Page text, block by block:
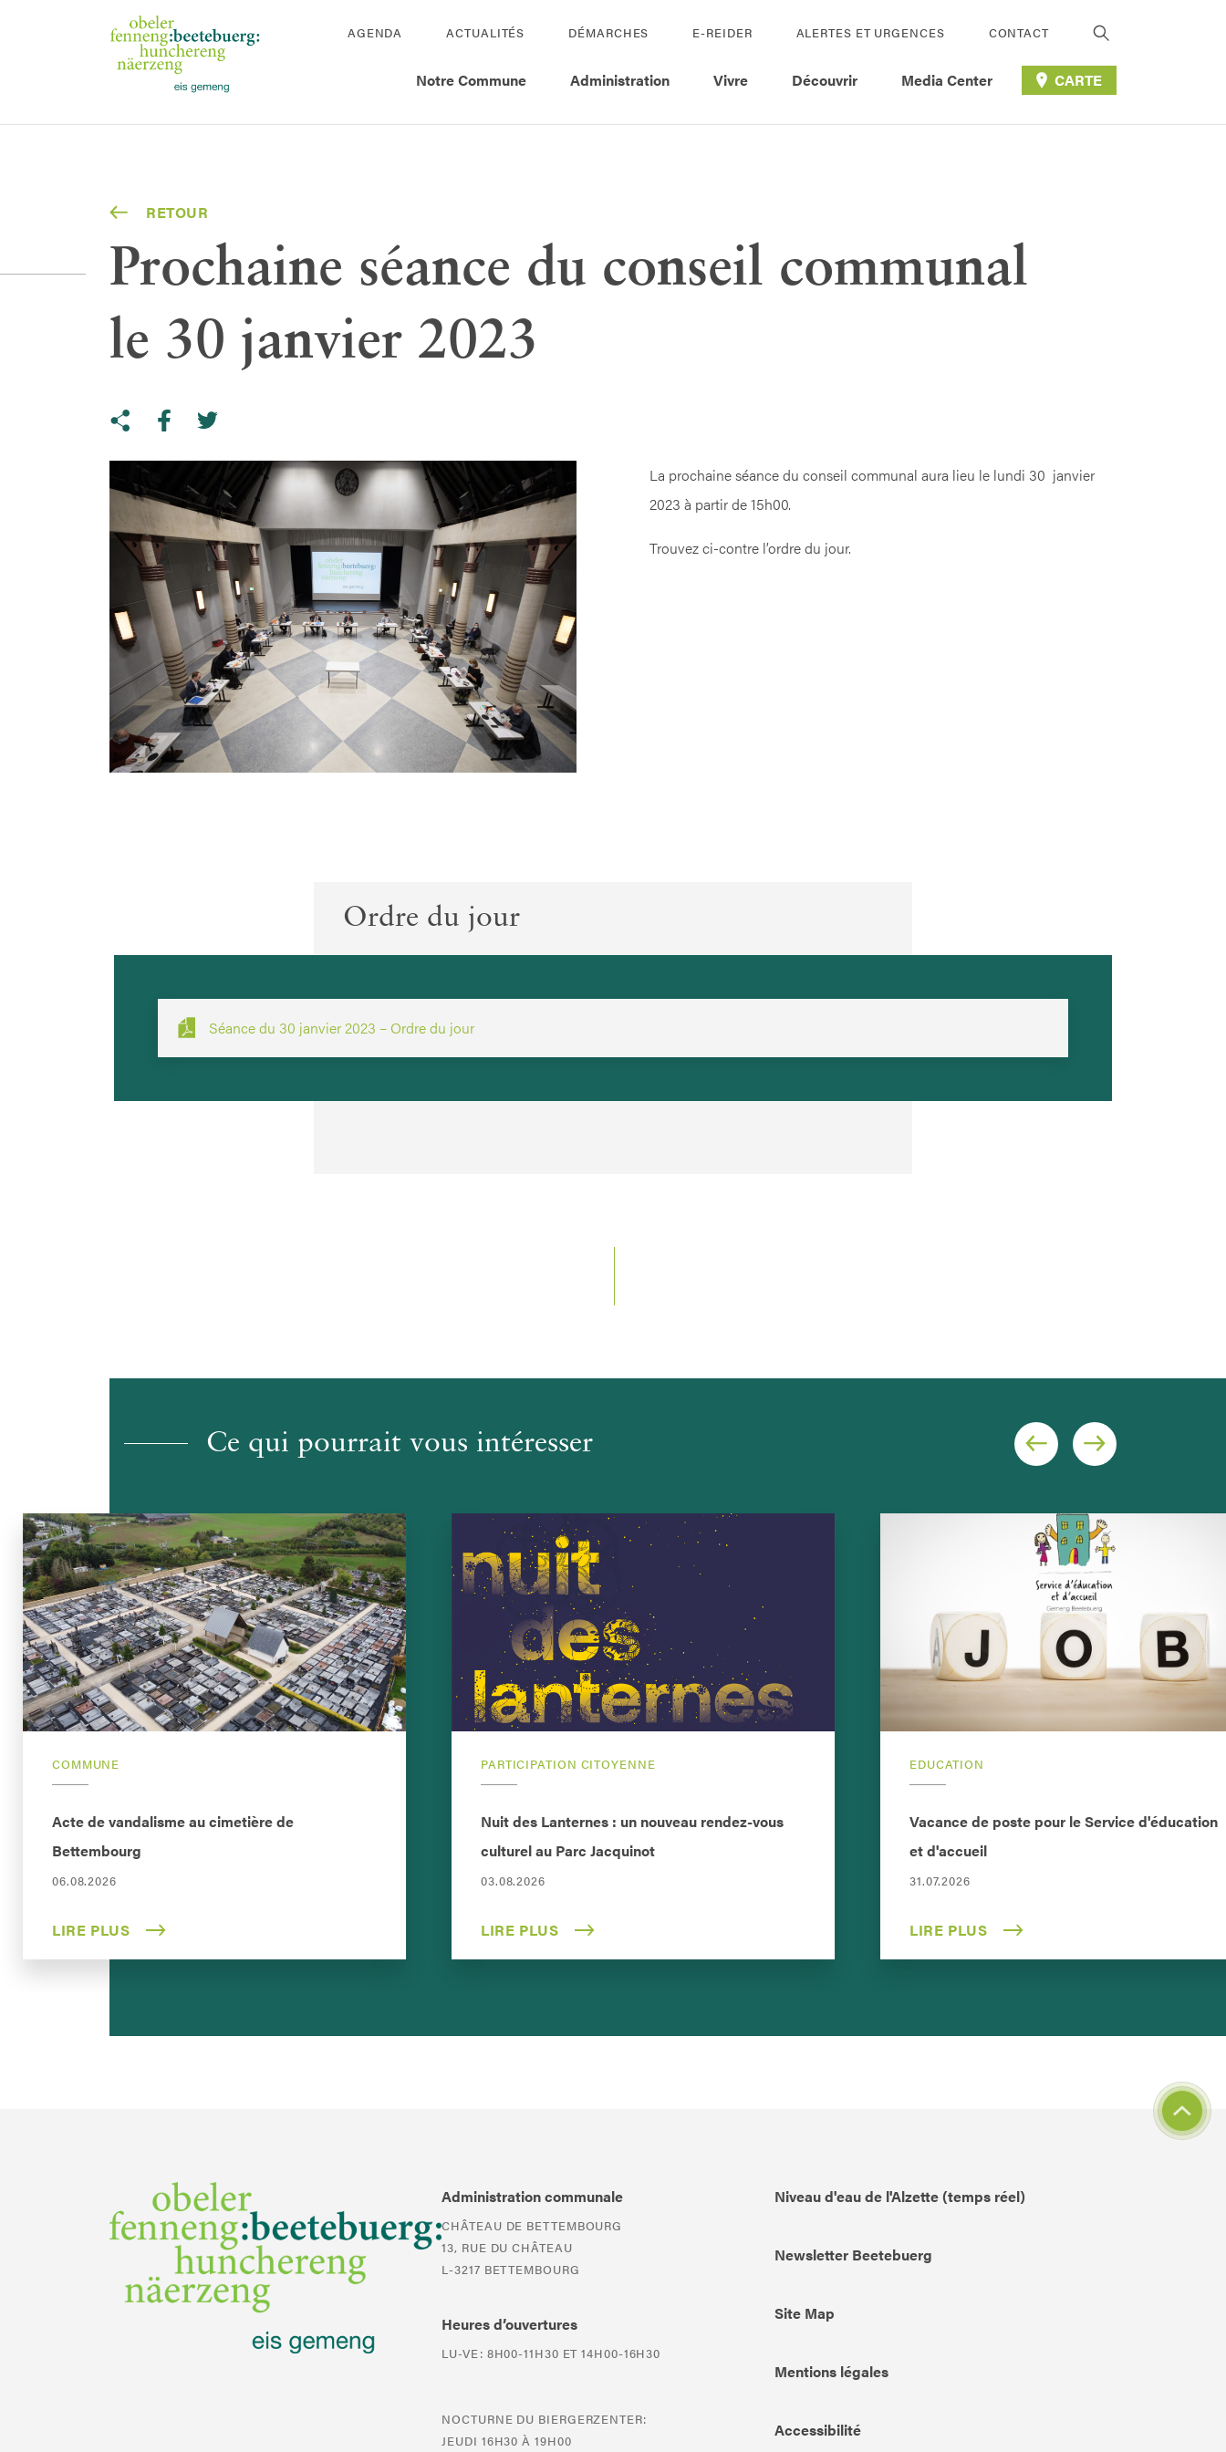
AGENDA ACTUALITÉS DÉMARCHES E-REIDER ALERTES ET URGENCES CONTACT
Notre Commune Administration Vivre Découvrir Media Center CARTE
RETOUR
Prochaine séance du conseil communal
le 30 janvier 2023
Share on facebook
La prochaine séance du conseil communal aura lieu le lundi 30 janvier
2023 à partir de 15h00.
Trouvez ci-contre l’ordre du jour.
Ordre du jour
Séance du 30 janvier 2023 – Ordre du jour
Ce qui pourrait vous intéresser
COMMUNE
Acte de vandalisme au cimetière de
Bettembourg
06.08.2026
LIRE PLUS
PARTICIPATION CITOYENNE
Nuit des Lanternes : un nouveau rendez-vous
culturel au Parc Jacquinot
03.08.2026
LIRE PLUS
EDUCATION
Vacance de poste pour le Service d'éducation
et d'accueil
31.07.2026
LIRE PLUS
Administration communale
CHÂTEAU DE BETTEMBOURG
13, RUE DU CHÂTEAU
L-3217 BETTEMBOURG
Heures d’ouvertures
LU-VE: 8H00-11H30 ET 14H00-16H30
NOCTURNE DU BIERGERZENTER:
JEUDI 16H30 À 19H00
Niveau d'eau de l'Alzette (temps réel)
Newsletter Beetebuerg
Site Map
Mentions légales
Accessibilité